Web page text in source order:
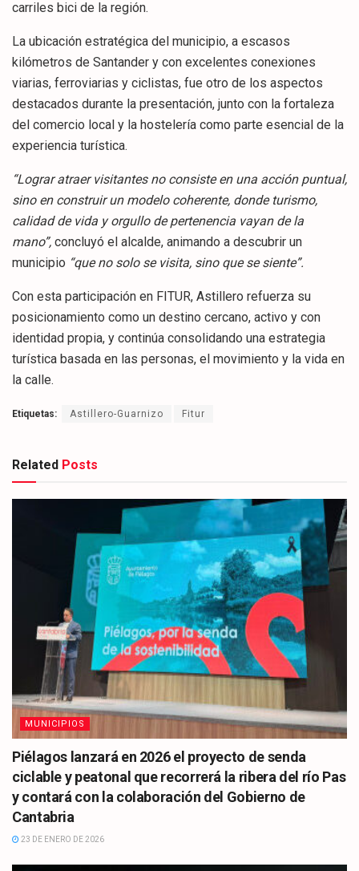
carriles bici de la región.
La ubicación estratégica del municipio, a escasos
kilómetros de Santander y con excelentes conexiones
viarias, ferroviarias y ciclistas, fue otro de los aspectos
destacados durante la presentación, junto con la fortaleza
del comercio local y la hostelería como parte esencial de la
experiencia turística.
“Lograr atraer visitantes no consiste en una acción puntual,
sino en construir un modelo coherente, donde turismo,
calidad de vida y orgullo de pertenencia vayan de la
mano”, concluyó el alcalde, animando a descubrir un
municipio “que no solo se visita, sino que se siente”.
Con esta participación en FITUR, Astillero refuerza su
posicionamiento como un destino cercano, activo y con
identidad propia, y continúa consolidando una estrategia
turística basada en las personas, el movimiento y la vida en
la calle.
Etiquetas: Astillero-Guarnizo Fitur
Related Posts
MUNICIPIOS
Piélagos lanzará en 2026 el proyecto de senda
ciclable y peatonal que recorrerá la ribera del río Pas
y contará con la colaboración del Gobierno de
Cantabria
23 DE ENERO DE 2026